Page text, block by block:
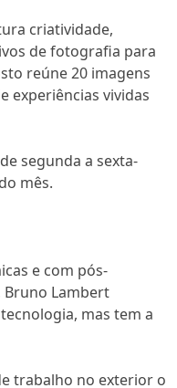
criatividade,
de fotografia para
reúne 20 imagens
experiências vividas
segunda a sexta-
mês.
e com pós-
Bruno Lambert
mas tem a
trabalho no exterior o